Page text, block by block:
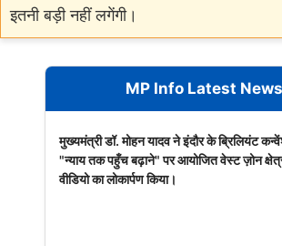
इतनी बड़ी नहीं लगेंगी।
MP Info Latest News
मुख्यमंत्री डॉ. मोहन यादव ने इंदौर के ब्रिलियंट
"न्याय तक पहुँच बढ़ाने" पर आयोजित वेस्ट ज़ोन
वीडियो का लोकार्पण किया।